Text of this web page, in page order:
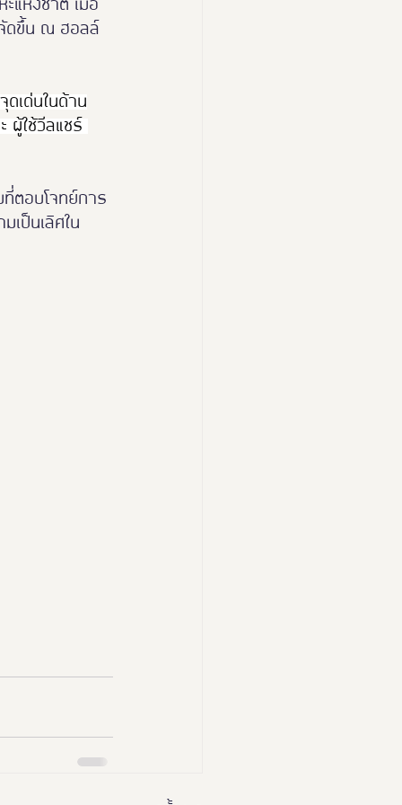
แห่งชาติ เมื่อ
จัดขึ้น ณ ฮอลล์
ดเด่นในด้าน
ผู้ใช้วีลแชร์
ตอบโจทย์การ
เป็นเลิศใน